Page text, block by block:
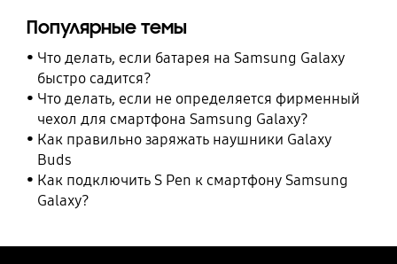
Популярные темы
Что делать, если батарея на Samsung Galaxy
быстро садится?
Что делать, если не определяется фирменный
чехол для смартфона Samsung Galaxy?
Как правильно заряжать наушники Galaxy
Buds
Как подключить S Pen к смартфону Samsung
Galaxy?